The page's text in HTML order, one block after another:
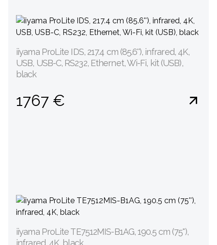
iiyama ProLite IDS, 217.4 cm (85.6''), infrared, 4K,
USB, USB-C, RS232, Ethernet, Wi-Fi, kit (USB),
black
1767 €
iiyama ProLite TE7512MIS-B1AG, 190.5 cm (75''),
infrared, 4K, black